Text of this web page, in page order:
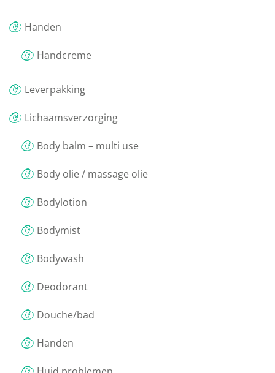
Handen
Handcreme
Leverpakking
Lichaamsverzorging
Body balm – multi use
Body olie / massage olie
Bodylotion
Bodymist
Bodywash
Deodorant
Douche/bad
Handen